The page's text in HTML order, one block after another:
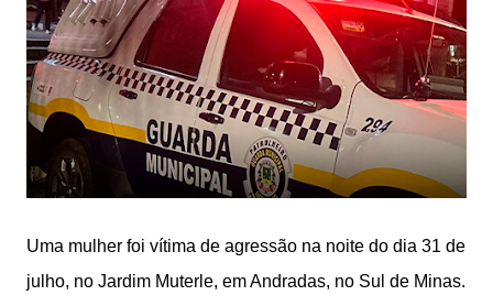
Uma mulher foi vítima de agressão na noite do dia 31 de
julho, no Jardim Muterle, em Andradas, no Sul de Minas.